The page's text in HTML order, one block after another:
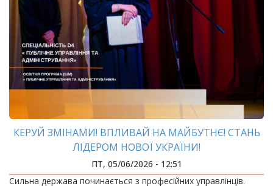
КЕРУЙ ЗМІНАМИ! ВПЛИВАЙ НА МАЙБУТНЄ! СТАНЬ
ЛІДЕРОМ НОВОЇ УКРАЇНИ!
ПТ, 05/06/2026 - 12:51
Сильна держава починається з професійних управлінців.